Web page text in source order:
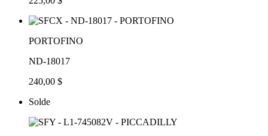
PORTOFINO
ND-18017
240,00 $
Solde